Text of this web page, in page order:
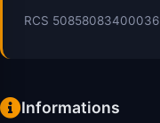
RCS 50858083400036
Informations